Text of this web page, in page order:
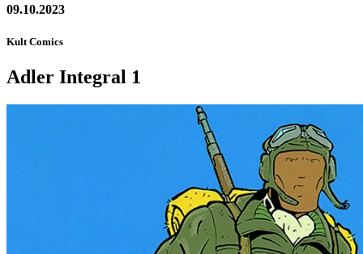
09.10.2023
Kult Comics
Adler Integral 1